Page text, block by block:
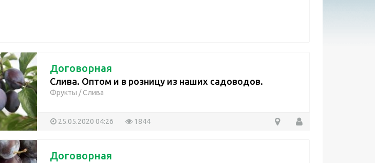
Договорная
Слива. Оптом и в розницу из наших садоводов.
Фрукты /Слива
25.05.2020 04:26 1844
Договорная